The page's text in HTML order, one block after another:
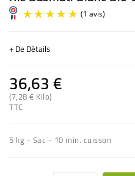
+ De Détails
36,63 €
(7,28 € Kilo)
TTC
5 kg - Sac - 10 min. cuisson